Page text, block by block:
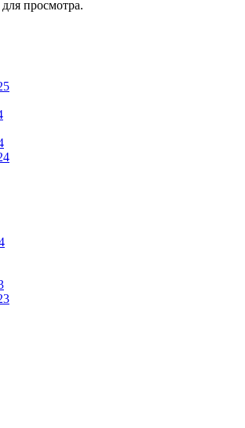
просмотра.